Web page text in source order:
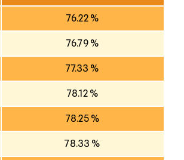
76.22 %
76.79 %
77.33 %
78.12 %
78.25 %
78.33 %